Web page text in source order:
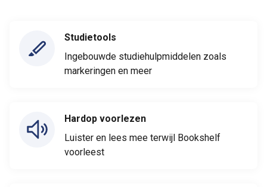
Studietools
Ingebouwde studiehulpmiddelen zoals
markeringen en meer
Hardop voorlezen
Luister en lees mee terwijl Bookshelf
voorleest